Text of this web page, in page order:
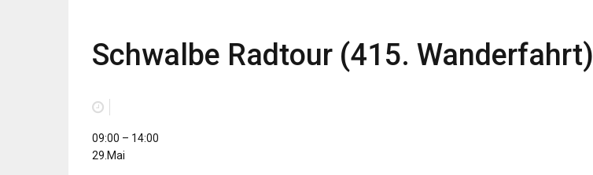
Schwalbe Radtour (415. Wanderfahrt)
Schwalbe
Radtour
09:00 – 14:00
29.Mai